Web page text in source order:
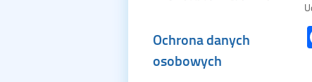
Ochrona danych
osobowych